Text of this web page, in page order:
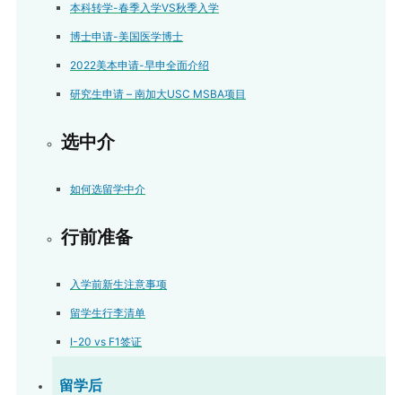
本科转学-春季入学VS秋季入学
博士申请-美国医学博士
2022美本申请-早申全面介绍
研究生申请 – 南加大USC MSBA项目
选中介
如何选留学中介
行前准备
入学前新生注意事项
留学生行李清单
I-20 vs F1签证
留学后